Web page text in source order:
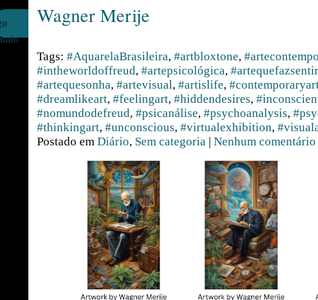
Wagner Merije
Tags: #AquarelaBrasileira, #artbloxtone,
#intheworldoffreud, #artepsicológica, #artequefazsentir
#artequesonha, #artevisual, #artislife,
#dreamlikeart, #feelingart, #hiddendesires,
#nomundodefreud, #psicanálise, #psychoanalysis,
#thinkingart, #unconscious, #virtualexhibition,
Postado em Diário, Sem categoria | Nenhum comentário